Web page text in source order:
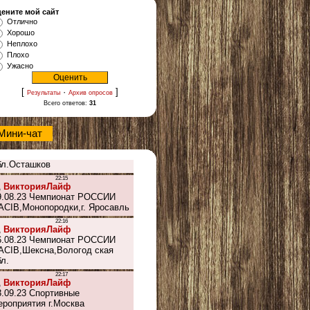
мой сайт
Отлично
Хорошо
Неплохо
Плохо
Ужасно
[ Результаты · Архив опросов ]
Всего ответов: 31
чат